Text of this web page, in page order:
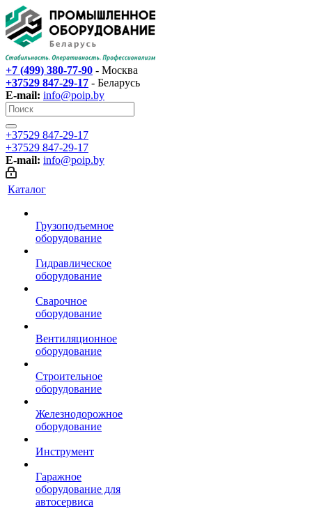
+7 (499) 380-77-90 - Москва
+37529 847-29-17‬ - Беларусь
E-mail: info@poip.by
+37529 847-29-17‬
+37529 847-29-17‬
E-mail: info@poip.by
Каталог
Грузоподъемное
оборудование
Гидравлическое
оборудование
Сварочное
оборудование
Вентиляционное
оборудование
Строительное
оборудование
Железнодорожное
оборудование
Инструмент
Гаражное
оборудование для
автосервиса